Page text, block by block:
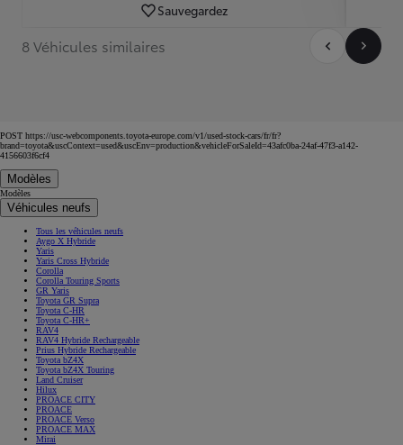
Sauvegardez
8 Véhicules similaires
POST https://usc-webcomponents.toyota-europe.com/v1/used-stock-cars/fr/fr?
brand=toyota&uscContext=used&uscEnv=production&vehicleForSaleId=43afc0ba-24af-47f3-a142-
4156603f6cf4
Modèles
Modèles
Véhicules neufs
Tous les véhicules neufs
Aygo X Hybride
Yaris
Yaris Cross Hybride
Corolla
Corolla Touring Sports
GR Yaris
Toyota GR Supra
Toyota C-HR
Toyota C-HR+
RAV4
RAV4 Hybride Rechargeable
Prius Hybride Rechargeable
Toyota bZ4X
Toyota bZ4X Touring
Land Cruiser
Hilux
PROACE CITY
PROACE
PROACE Verso
PROACE MAX
Mirai